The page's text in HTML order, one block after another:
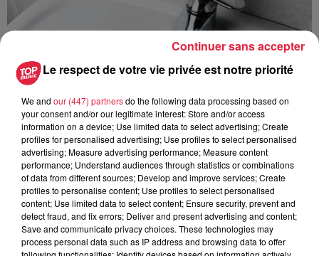
À Hoerdt, de l’eau brune sort des robinets
Depuis plusieurs jours, des habitants de Hoerdt ont vu de
Le respect de votre vie privée est notre priorité
We and our (447) partnersdo the following data processing based on
your consent and/or our legitimate interest: Store and/or access
information on a device; Use limited data to select advertising; Create
profiles for personalised advertising; Use profiles to select personalised
advertising; Measure advertising performance; Measure content
performance; Understand audiences through statistics or combinations
of data from different sources; Develop and improve services; Create
profiles to personalise content; Use profiles to select personalised
content; Use limited data to select content; Ensure security, prevent and
detect fraud, and fix errors; Deliver and present advertising and content;
Save and communicate privacy choices. These technologies may
process personal data such as IP address and browsing data to offer
Continuer sans accepter